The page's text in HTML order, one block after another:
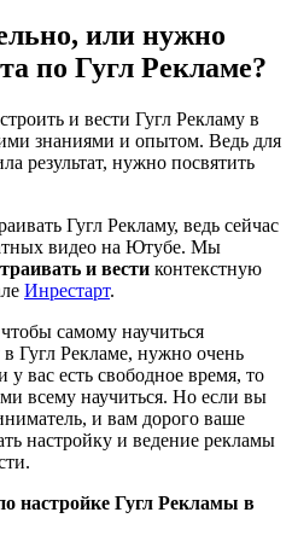
или нужно
по Гугл Рекламе?
и вести Гугл Рекламу в
знаниями и опытом. Ведь для
результат, нужно посвятить
Гугл Рекламу, ведь сейчас
видео на Ютубе. Мы
и вести контекстную
Инрестарт.
самому научиться
в Гугл Рекламе, нужно очень
вас есть свободное время, то
всему научиться. Но если вы
и вам дорого ваше
настройку и ведение рекламы
настройке Гугл Рекламы в